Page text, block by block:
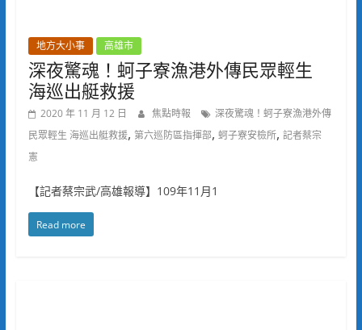
地方大小事 高雄市
深夜驚魂！蚵子寮漁港外傳民眾輕生
海巡出艇救援
2020 年 11 月 12 日 焦點時報
深夜驚魂！蚵子寮漁港外傳
民眾輕生 海巡出艇救援, 第六巡防區指揮部, 蚵子寮安檢所, 記者蔡宗
憲
【記者蔡宗武/高雄報導】109年11月1
Read more